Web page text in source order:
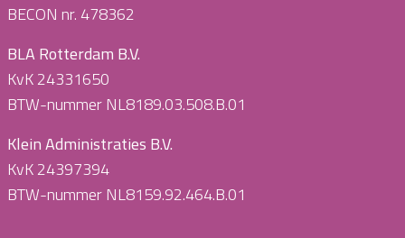
BECON nr. 478362
BLA Rotterdam B.V.
KvK 24331650
BTW-nummer NL8189.03.508.B.01
Klein Administraties B.V.
KvK 24397394
BTW-nummer NL8159.92.464.B.01